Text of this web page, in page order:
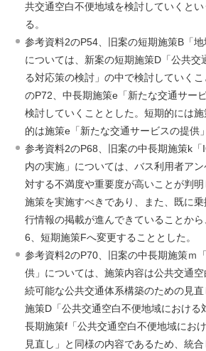
共交通空白不便地域を検討していくと
る。
参考資料2のP54、旧案の短期施策B「地
については、新案の短期施策D「公共交
る対応策の検討」の中で検討していく
のP72、中長期施策e「新たな交通サー
検討していくこととした。短期的には
的は施策e「新たな交通サービスの提供
参考資料2のP68、旧案の中長期施策k
内の実施」については、バス利用者ア
対する不満度や重要度が高いことが判
施策を実施すべきであり、また、既に
行情報の掲載が進んできていることか
6、短期施策Fへ変更することとした。
参考資料2のP70、旧案の中長期施策ｍ
供」については、施策内容は公共交通
続可能な公共交通体系構築のための見
施策D「公共交通空白不便地域における
長期施策f「公共交通空白不便地域にお
見直し」と同様の内容であるため、統合